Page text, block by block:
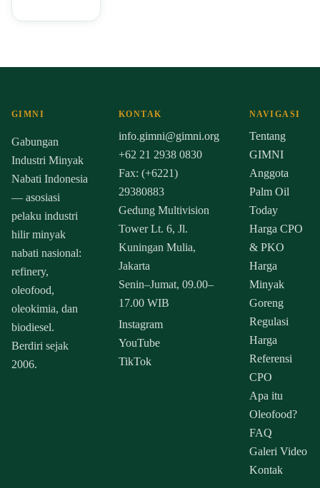
GIMNI
Gabungan
Industri Minyak
Nabati Indonesia
— asosiasi
pelaku industri
hilir minyak
nabati nasional:
refinery,
oleofood,
oleokimia, dan
biodiesel.
Berdiri sejak
2006.
KONTAK
info.gimni@gimni.org
+62 21 2938 0830
Fax: (+6221)
29380883
Gedung Multivision
Tower Lt. 6, Jl.
Kuningan Mulia,
Jakarta
Senin–Jumat, 09.00–
17.00 WIB
Instagram
YouTube
TikTok
NAVIGASI
Tentang
GIMNI
Anggota
Palm Oil
Today
Harga CPO
& PKO
Harga
Minyak
Goreng
Regulasi
Harga
Referensi
CPO
Apa itu
Oleofood?
FAQ
Galeri Video
Kontak